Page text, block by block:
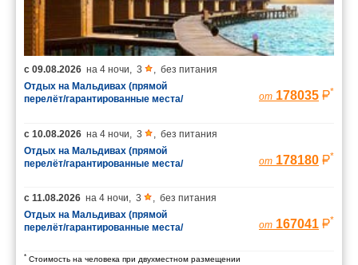
с 09.08.2026 на 4 ночи 3
без питания
Отдых на Мальдивах (прямой
перелёт/гарантированные места/
от 178035 *
с 10.08.2026 на 4 ночи 3
без питания
Отдых на Мальдивах (прямой
перелёт/гарантированные места/
от 178180 *
с 11.08.2026 на 4 ночи 3
без питания
Отдых на Мальдивах (прямой
перелёт/гарантированные места/
от 167041 *
* Стоимость на человека при двухместном размещении